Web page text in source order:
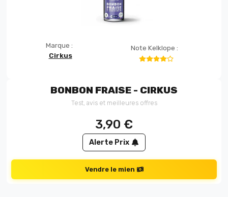
Marque :
Cirkus
Note Kelklope :
BONBON FRAISE - CIRKUS
Test, avis et meilleures offres
3,90 €
Alerte Prix
Vendre le mien